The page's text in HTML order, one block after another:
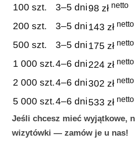
100 szt.
3–5 dni98 zł netto
200 szt. 3–5 dni143 zł netto
500 szt. 3–5 dni175 zł netto
1 000 szt.4–6 dni224 zł netto
2 000 szt.4–6 dni302 zł netto
5 000 szt.4–6 dni533 zł netto
Jeśli chcesz mieć wyjątkowe,
wizytówki — zamów je u nas!